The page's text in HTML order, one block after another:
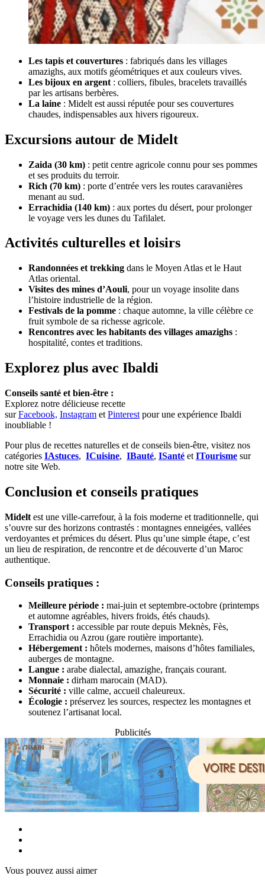
Les tapis et couvertures : fabriqués dans les villages
amazighs, aux motifs géométriques et aux couleurs vives.
Les bijoux en argent : colliers, fibules, bracelets travaillés
par les artisans berbères.
La laine : Midelt est aussi réputée pour ses couvertures
chaudes, indispensables aux hivers rigoureux.
Excursions autour de Midelt
Zaida (30 km) : petit centre agricole connu pour ses pommes
et ses produits du terroir.
Rich (70 km) : porte d’entrée vers les routes caravanières
menant au sud.
Errachidia (140 km) : aux portes du désert, pour prolonger
le voyage vers les dunes du Tafilalet.
Activités culturelles et loisirs
Randonnées et trekking dans le Moyen Atlas et le Haut
Atlas oriental.
Visites des mines d’Aouli, pour un voyage insolite dans
l’histoire industrielle de la région.
Festivals de la pomme : chaque automne, la ville célèbre ce
fruit symbole de sa richesse agricole.
Rencontres avec les habitants des villages amazighs :
hospitalité, contes et traditions.
Explorez plus avec Ibaldi
Conseils santé et bien-être :
Explorez notre délicieuse recette
surFacebook, Instagram et Pinterest pour une expérience Ibaldi
inoubliable !
Pour plus de recettes naturelles et de conseils bien-être, visitez nos
catégories IAstuces, ICuisine, IBauté, ISanté et ITourisme sur
notre site Web.
Conclusion et conseils pratiques
Midelt est une ville-carrefour, à la fois moderne et traditionnelle, qui
s’ouvre sur des horizons contrastés : montagnes enneigées, vallées
verdoyantes et prémices du désert. Plus qu’une simple étape, c’est
un lieu de respiration, de rencontre et de découverte d’un Maroc
authentique.
Conseils pratiques :
Meilleure période : mai-juin et septembre-octobre (printemps
et automne agréables, hivers froids, étés chauds).
Transport : accessible par route depuis Meknès, Fès,
Errachidia ou Azrou (gare routière importante).
Hébergement : hôtels modernes, maisons d’hôtes familiales,
auberges de montagne.
Langue : arabe dialectal, amazighe, français courant.
Monnaie : dirham marocain (MAD).
Sécurité : ville calme, accueil chaleureux.
Écologie : préservez les sources, respectez les montagnes et
soutenez l’artisanat local.
Publicités
Vous pouvez aussi aimer